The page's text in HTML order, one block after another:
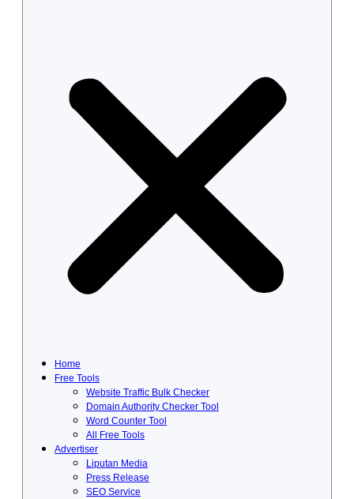
Home
Free Tools
Website Traffic Bulk Checker
Domain Authority Checker Tool
Word Counter Tool
All Free Tools
Advertiser
Liputan Media
Press Release
SEO Service